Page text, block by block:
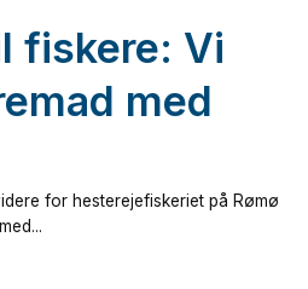
fiskere: Vi
med
for hesterejefiskeriet på Rømø